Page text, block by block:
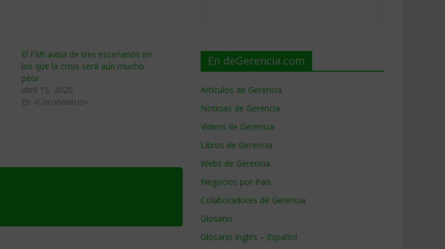
El FMI avisa de tres escenarios en
los que la crisis será aún mucho
peor
abril 15, 2020
En «Coronavirus»
En deGerencia.com
Artículos de Gerencia
Noticias de Gerencia
Videos de Gerencia
Libros de Gerencia
Webs de Gerencia
Negocios por País
Colaboradores de Gerencia
Glosario
Glosario Inglés – Español